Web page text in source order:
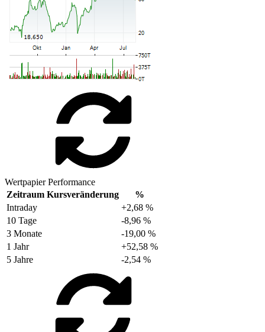
Wertpapier Performance
Zeitraum Kursveränderung
%
Intraday
+2,68 %
10 Tage
-8,96 %
3 Monate
-19,00 %
1 Jahr
+52,58 %
5 Jahre
-2,54 %